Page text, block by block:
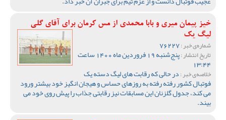
خیز پیمان میری و بابا محمدی از مس کرمان برای آقای گلی
لیگ یک
شماره‌ی خبر :
تاریخ انتشار : پنج‌شنبه 19 فروردین ماه 1400 ساعت
13:44
خلاصه‌ی خبر :در حالی که رقابت های لیگ دسته یک
فوتبال کشور رفته رفته به روزهای حساس و هیجان انگیز خود بیشتر ورود
می کند، جدول گلزنان این مسابقات نیز رقابتی جذاب را پیش روی خود می
بیند.